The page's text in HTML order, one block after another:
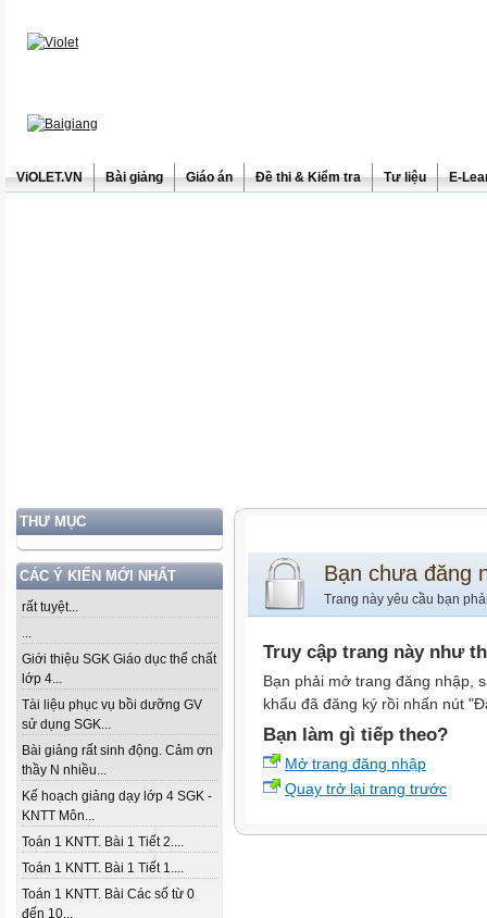
ViOLET.VN Bài giảng Giáo án Đề thi & Kiểm tra Tư liệu E-
THƯ MỤC
CÁC Ý KIẾN MỚI NHẤT
rất tuyệt...
...
Giới thiệu SGK Giáo dục thể chất
lớp 4...
Tài liệu phục vụ bồi dưỡng GV
sử dụng SGK...
Bài giảng rất sinh động. Cảm ơn
thầy N nhiều...
Kế hoạch giảng dạy lớp 4 SGK -
KNTT Môn...
Toán 1 KNTT. Bài 1 Tiết 2....
Toán 1 KNTT. Bài 1 Tiết 1....
Toán 1 KNTT. Bài Các số từ 0
đến 10...
Bạn chưa đăng
Trang này yêu cầu bạn
Truy cập trang này như
Bạn phải mở trang đăng nhập,
khẩu đã đăng ký rồi nhấn nút
Bạn làm gì tiếp theo?
Mở trang đăng nhập
Quay trở lại trang trước